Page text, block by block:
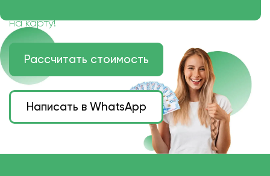
на карту!
Рассчитать стоимость
Написать в WhatsApp